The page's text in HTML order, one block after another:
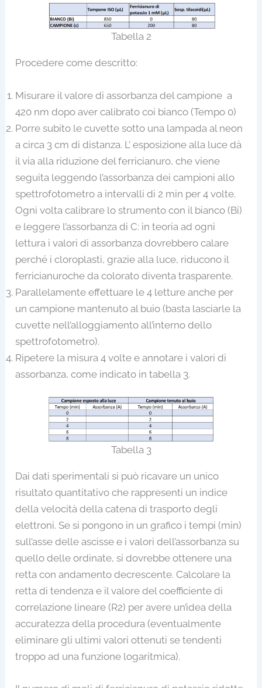
Tabella 2
Procedere come descritto:
Misurare il valore di assorbanza del campione a
420 nm dopo aver calibrato coi bianco (Tempo 0)
Porre subito le cuvette sotto una lampada al neon
a circa 3 cm di distanza. L’ esposizione alla luce dà
il via alla riduzione del ferricianuro, che viene
seguita leggendo l’assorbanza dei campioni allo
spettrofotometro a intervalli di 2 min per 4 volte.
Ogni volta calibrare lo strumento con il bianco (Bi)
e leggere l’assorbanza di C: in teoria ad ogni
lettura i valori di assorbanza dovrebbero calare
perché i cloroplasti, grazie alla luce, riducono il
ferricianuroche da colorato diventa trasparente.
Parallelamente effettuare le 4 letture anche per
un campione mantenuto al buio (basta lasciarle la
cuvette nell’alloggiamento all’interno dello
spettrofotometro).
Ripetere la misura 4 volte e annotare i valori di
assorbanza, come indicato in tabella 3.
Tabella 3
Dai dati sperimentali si può ricavare un unico
risultato quantitativo che rappresenti un indice
della velocità della catena di trasporto degli
elettroni. Se si pongono in un grafico i tempi (min)
sull’asse delle ascisse e i valori dell’assorbanza su
quello delle ordinate, si dovrebbe ottenere una
retta con andamento decrescente. Calcolare la
retta di tendenza e il valore del coefficiente di
correlazione lineare (R2) per avere un’idea della
accuratezza della procedura (eventualmente
eliminare gli ultimi valori ottenuti se tendenti
troppo ad una funzione logaritmica).